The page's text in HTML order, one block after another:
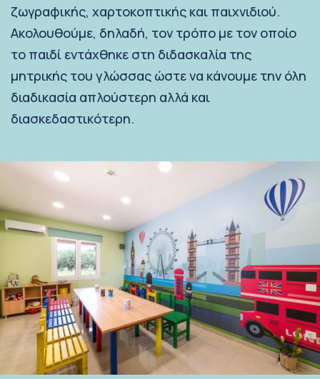
ζωγραφικής, χαρτοκοπτικής και παιχνιδιού.
Ακολουθούμε, δηλαδή, τον τρόπο με τον οποίο
το παιδί εντάχθηκε στη διδασκαλία της
μητρικής του γλώσσας ώστε να κάνουμε την όλη
διαδικασία απλούστερη αλλά και
διασκεδαστικότερη.